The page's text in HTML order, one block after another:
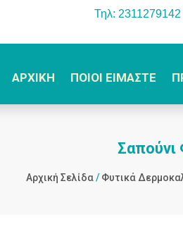
Τηλ:
ΑΡΧΙΚΗ ΠΟΙΟΙ ΕΙΜΑΣΤΕ
Σαπούνι
Αρχική Σελίδα/ Φυτικά